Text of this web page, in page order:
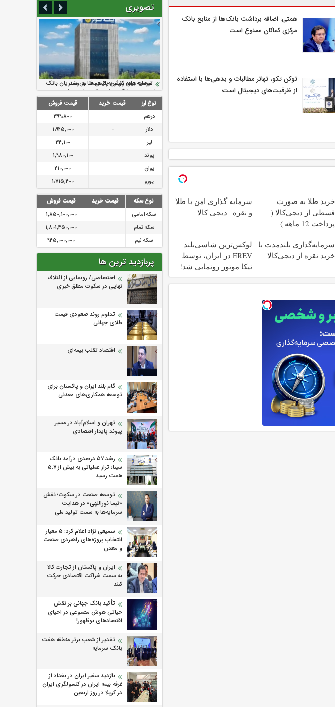
همتی: اضافه برداشت بانک‌ها از منابع بانک
مرکزی کماکان ممنوع است
توکن تکو، تهاتر مطالبات و بدهی‌ها با استفاده
از ظرفیت‌های دیجیتال است
خرید طلا به صورت
قسطی از دیجی‌کالا (
پرداخت 12 ماهه )
سرمایه گذاری امن با طلا
و نقره | دیجی کالا
سرمایه‌گذاری بلندمدت با
خرید نقره از دیجی‌کالا
لوکس‌ترین شاسی‌بلند
EREV در ایران، توسط
نیکا موتور رونمایی شد!
تصویری
ارزش سهام عدالت بالا رفت
سرمایه بیمه کوثر به ۴ همت می‌رسد
نود ثانیه با فولاد سنگان
تقدیر دبیرکل سندیکای بیمه گران ایران از
اقدامات مدیرعامل بیمه رازی
توصیه های رئیس پلیس فتا به مشتریان بانک
ها در مورد پیشگیری از سرقت های مجازی
نوع ارز قیمت خرید
قیمت فروش
درهم
399،800
دلار
-
1،925,000
لیر
34,100
پوند
1,980,100
یوان
210,000
یورو
1،715,400
نوع سکه قیمت خرید
قیمت فروش
سکه امامی
1,850,100,000
سکه تمام
1,801,450,000
سکه نیم
945,000,000
پربازدید ترین ها
اختصاصی/ رونمایی از ائتلاف‌
نهایی در سکوت مطلق خبری
تداوم روند صعودی قیمت
طلای جهانی
اقتصاد تقلب بیمه‌ای
گام بلند ایران و پاکستان برای
توسعه همکاری‌های معدنی
تهران و اسلام‌آباد در مسیر
پیوند پایدار اقتصادی
رشد ۵۷ درصدی درآمد بانک
سینا؛ تراز عملیاتی به بیش از ۵.۷
همت رسید
توسعه صنعت در سکوت؛ نقش
«نیما نوراللهی» در هدایت
سرمایه‌ها به سمت تولید ملی
سمیعی‌ نژاد اعلام کرد: 5 معیار
انتخاب پروژه‌های راهبردی صنعت
و معدن
ایران و پاکستان از تجارت کالا
به سمت شراکت اقتصادی حرکت
کنند
تأکید بانک جهانی بر نقش
حیاتی هوش مصنوعی در احیای
اقتصادهای نوظهور!
تقدیر از شعب برتر منطقه هفت
بانک سرمایه
بازدید سفیر ایران در بغداد از
غرفه بیمه ایران در کنسولگری ایران
در کربلا در روز اربعین